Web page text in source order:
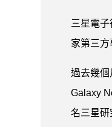
三星電
家第三
過去幾個
Galaxy
名三星